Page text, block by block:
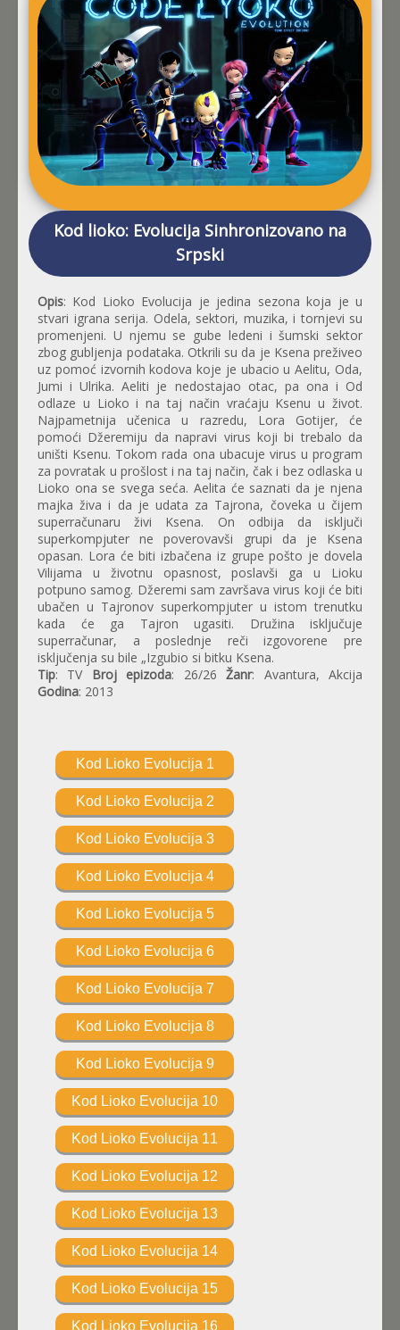
Kod lioko: Evolucija Sinhronizovano na
Srpski
Opis: Kod Lioko Evolucija je jedina sezona koja je u
stvari igrana serija. Odela, sektori, muzika, i tornjevi su
promenjeni. U njemu se gube ledeni i šumski sektor
zbog gubljenja podataka. Otkrili su da je Ksena preživeo
uz pomoć izvornih kodova koje je ubacio u Aelitu, Oda,
Jumi i Ulrika. Aeliti je nedostajao otac, pa ona i Od
odlaze u Lioko i na taj način vraćaju Ksenu u život.
Najpametnija učenica u razredu, Lora Gotijer, će
pomoći Džeremiju da napravi virus koji bi trebalo da
uništi Ksenu. Tokom rada ona ubacuje virus u program
za povratak u prošlost i na taj način, čak i bez odlaska u
Lioko ona se svega seća. Aelita će saznati da je njena
majka živa i da je udata za Tajrona, čoveka u čijem
superračunaru živi Ksena. On odbija da isključi
superkompjuter ne poverovavši grupi da je Ksena
opasan. Lora će biti izbačena iz grupe pošto je dovela
Vilijama u životnu opasnost, poslavši ga u Lioku
potpuno samog. Džeremi sam završava virus koji će biti
ubačen u Tajronov superkompjuter u istom trenutku
kada će ga Tajron ugasiti. Družina isključuje
superračunar, a poslednje reči izgovorene pre
isključenja su bile „Izgubio si bitku Ksena.
Tip: TV Broj epizoda: 26/26Žanr: Avantura, Akcija
Godina: 2013
Kod Lioko Evolucija 1
Kod Lioko Evolucija 2
Kod Lioko Evolucija 3
Kod Lioko Evolucija 4
Kod Lioko Evolucija 5
Kod Lioko Evolucija 6
Kod Lioko Evolucija 7
Kod Lioko Evolucija 8
Kod Lioko Evolucija 9
Kod Lioko Evolucija 10
Kod Lioko Evolucija 11
Kod Lioko Evolucija 12
Kod Lioko Evolucija 13
Kod Lioko Evolucija 14
Kod Lioko Evolucija 15
Kod Lioko Evolucija 16